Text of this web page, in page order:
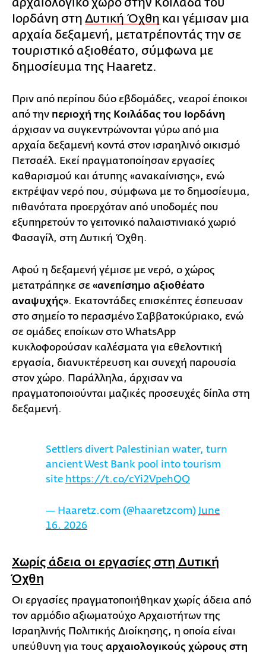
Ιορδάνη στη Δυτική Όχθη και γέμισαν μια
αρχαία δεξαμενή, μετατρέποντάς την σε
τουριστικό αξιοθέατο, σύμφωνα με
δημοσίευμα της Haaretz.
Πριν από περίπου δύο εβδομάδες, νεαροί έποικοι
από την περιοχή της Κοιλάδας του Ιορδάνη
άρχισαν να συγκεντρώνονται γύρω από μια
αρχαία δεξαμενή κοντά στον ισραηλινό οικισμό
Πετσαέλ. Εκεί πραγματοποίησαν εργασίες
καθαρισμού και άτυπης «ανακαίνισης», ενώ
εκτρέψαν νερό που, σύμφωνα με το δημοσίευμα,
πιθανότατα προερχόταν από υποδομές που
εξυπηρετούν το γειτονικό παλαιστινιακό χωριό
Φασαγίλ, στη Δυτική Όχθη.
Αφού η δεξαμενή γέμισε με νερό, ο χώρος
μετατράπηκε σε «ανεπίσημο αξιοθέατο
αναψυχής». Εκατοντάδες επισκέπτες έσπευσαν
στο σημείο το περασμένο Σαββατοκύριακο, ενώ
σε ομάδες εποίκων στο WhatsApp
κυκλοφορούσαν καλέσματα για εθελοντική
εργασία, διανυκτέρευση και συνεχή παρουσία
στον χώρο. Παράλληλα, άρχισαν να
πραγματοποιούνται μαζικές προσευχές δίπλα στη
δεξαμενή.
Settlers divert Palestinian water, turn
ancient West Bank pool into tourism
site https://t.co/cYi2VpehQQ
— Haaretz.com (@haaretzcom) June
16, 2026
Χωρίς άδεια οι εργασίες στη Δυτική
Όχθη
Οι εργασίες πραγματοποιήθηκαν χωρίς άδεια από
τον αρμόδιο αξιωματούχο Αρχαιοτήτων της
Ισραηλινής Πολιτικής Διοίκησης, η οποία είναι
υπεύθυνη για τους αρχαιολογικούς χώρους στη